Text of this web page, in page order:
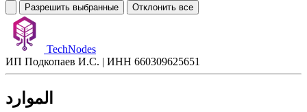
Разрешить выбранные Отклонить все
TechNodes
ИП Подкопаев И.С. | ИНН 660309625651
الموارد